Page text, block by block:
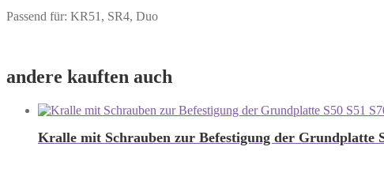
Passend für: KR51, SR4, Duo
andere kauften auch
Kralle mit Schrauben zur Befestigung der Grundplatte